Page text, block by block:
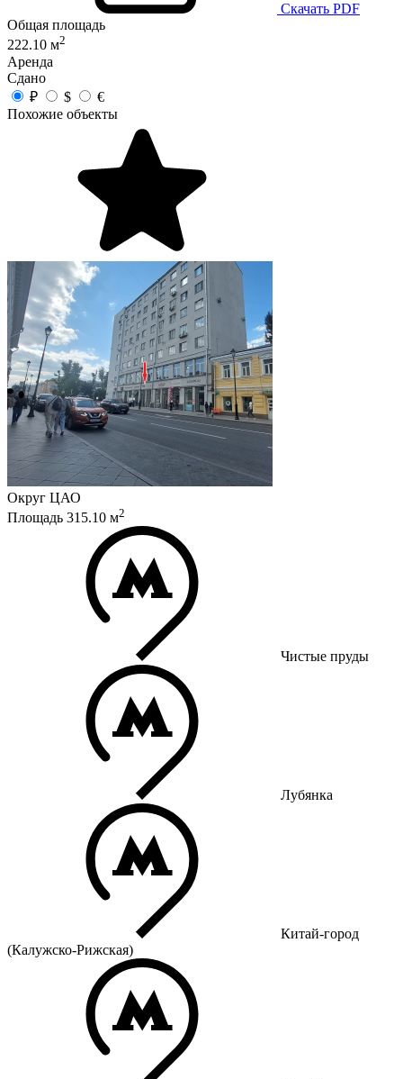
Скачать PDF
Общая площадь
222.10 м2
Аренда
Сдано
₽
$
€
Похожие объекты
Округ ЦАО
Площадь 315.10 м2
Чистые пруды
Лубянка
Китай-город
(Калужско-Рижская)